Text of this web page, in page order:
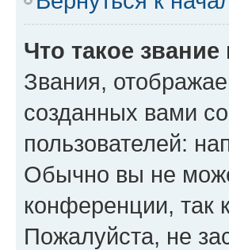
Что такое
Звания,
созданных вами
пользователей:
Обычно вы не
конференции, так
Пожалуйста, не